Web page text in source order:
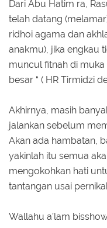
Dari Abu Hatim ra,
telah datang
ridhoi agama dan
anakmu), jika engkau
muncul fitnah di
besar “ ( HR Tirmidzi
Akhirnya, masih
jalankan sebelum
Akan ada hambatan,
yakinlah itu semua
mengokohkan hati
tantangan usai
Wallahu a’lam